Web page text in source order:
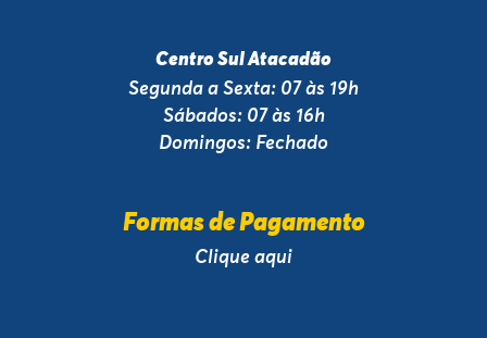
Centro Sul Atacadão
Segunda a Sexta: 07 às 19h
Sábados: 07 às 16h
Domingos: Fechado
Formas de Pagamento
Clique aqui